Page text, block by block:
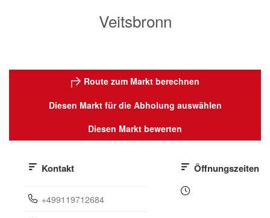
Veitsbronn
Route zum Markt berechnen
Diesen Markt für die Abholung auswählen
Diesen Markt bewerten
Öffnungszeiten
Kontakt
+499119712684